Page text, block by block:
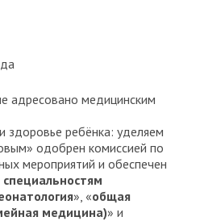
адресовано медицинским
здоровье ребёнка: уделяем
одобрен комиссией по
мероприятий и обеспечен
специальностям
», «общая
медицина)» и